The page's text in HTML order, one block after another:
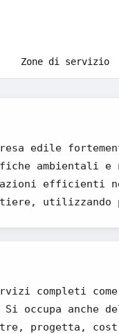
Zone di servizio
edile
ambientali
efficienti
completi
occupa anche
progetta,